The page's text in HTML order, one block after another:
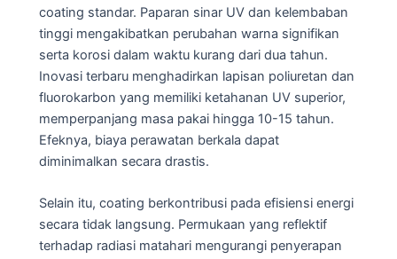
coating standar. Paparan sinar UV dan kelembaban
tinggi mengakibatkan perubahan warna signifikan
serta korosi dalam waktu kurang dari dua tahun.
Inovasi terbaru menghadirkan lapisan poliuretan dan
fluorokarbon yang memiliki ketahanan UV superior,
memperpanjang masa pakai hingga 10-15 tahun.
Efeknya, biaya perawatan berkala dapat
diminimalkan secara drastis.
Selain itu, coating berkontribusi pada efisiensi energi
secara tidak langsung. Permukaan yang reflektif
terhadap radiasi matahari mengurangi penyerapan